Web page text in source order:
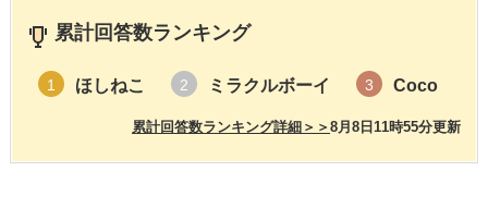
累計回答数ランキング
1 ほしねこ 2 ミラクルボーイ 3 Coco
8月8日11時55分更新
累計回答数ランキング詳細＞＞